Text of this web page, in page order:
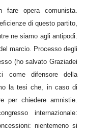
fare opera comunista.
di questo partito,
ne siamo agli antipodi.
marcio. Processo degli
(ho salvato Graziadei
come difensore della
la tesi che, in caso di
per chiedere amnistie.
internazionale:
nientemeno si